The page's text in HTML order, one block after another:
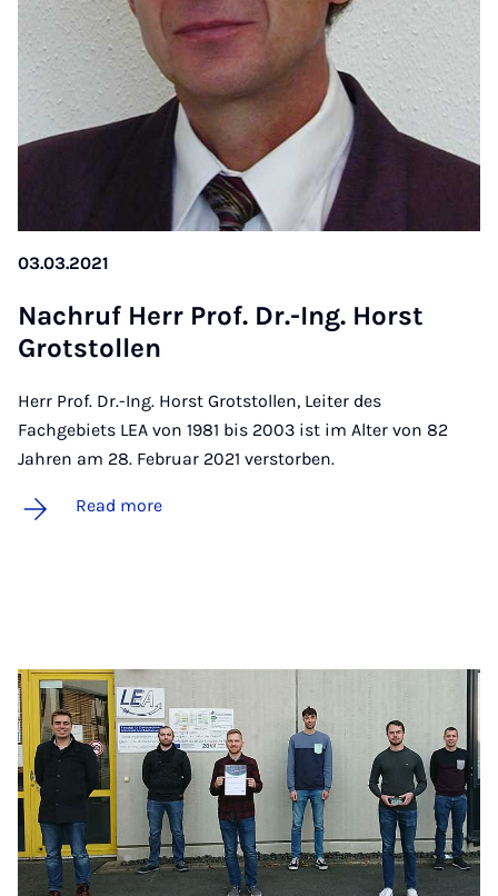
03.03.2021
Na­chruf Herr Prof. Dr.-Ing. Horst
Grot­stollen
Herr Prof. Dr.-Ing. Horst Grotstollen, Leiter des
Fachgebiets LEA von 1981 bis 2003 ist im Alter von 82
Jahren am 28. Februar 2021 verstorben.
Read more